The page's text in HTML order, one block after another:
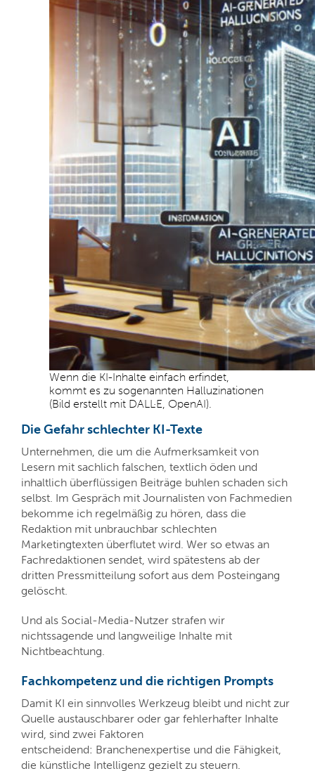
Wenn die KI-Inhalte einfach erfindet,
kommt es zu sogenannten Halluzinationen
(Bild erstellt mit DALL·E, OpenAI).
Die Gefahr schlechter KI-Texte
Unternehmen, die um die Aufmerksamkeit von
Lesern mit sachlich falschen, textlich öden und
inhaltlich überflüssigen Beiträge buhlen schaden sich
selbst. Im Gespräch mit Journalisten von Fachmedien
bekomme ich regelmäßig zu hören, dass die
Redaktion mit unbrauchbar schlechten
Marketingtexten überflutet wird. Wer so etwas an
Fachredaktionen sendet, wird spätestens ab der
dritten Pressmitteilung sofort aus dem Posteingang
gelöscht.
Und als Social-Media-Nutzer strafen wir
nichtssagende und langweilige Inhalte mit
Nichtbeachtung.
Fachkompetenz und die richtigen Prompts
Damit KI ein sinnvolles Werkzeug bleibt und nicht zur
Quelle austauschbarer oder gar fehlerhafter Inhalte
wird, sind zwei Faktoren
entscheidend: Branchenexpertise und die Fähigkeit,
die künstliche Intelligenz gezielt zu steuern.